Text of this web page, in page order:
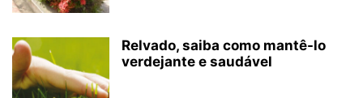
Relvado, saiba como mantê-lo
verdejante e saudável